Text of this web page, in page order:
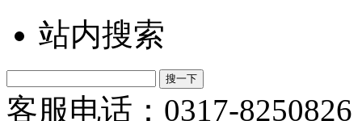
站内搜索
客服电话：0317-8250826